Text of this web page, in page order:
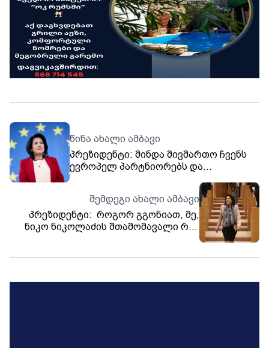
წინა ახალი ამბავი
პრეზიდენტი: მინდა მივმართო ჩვენს
ევროპელ პარტნიორებს და
საქართველო არ უნდა მიატოვოთ
შემდეგი ახალი ამბავი
პრეზიდენტი: როგორ გგონიათ, მე,
ნიკო ნიკოლაძის შთამომავალი რამ